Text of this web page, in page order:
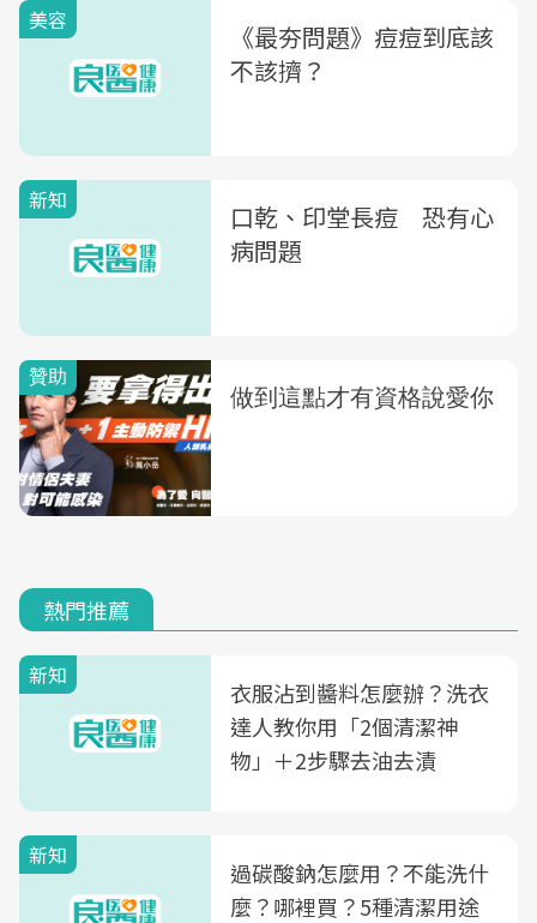
美容
《最夯問題》痘痘到底該
不該擠？
新知
口乾、印堂長痘 恐有心
病問題
熱門推薦
新知
衣服沾到醬料怎麼辦？洗衣
達人教你用「2個清潔神
物」＋2步驟去油去漬
新知
過碳酸鈉怎麼用？不能洗什
麼？哪裡買？5種清潔用途